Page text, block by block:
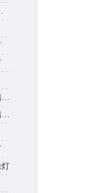
指示灯
ABC-HCX-150天车四相电源指示灯
ABC-HCX-150天车三相电源指示灯